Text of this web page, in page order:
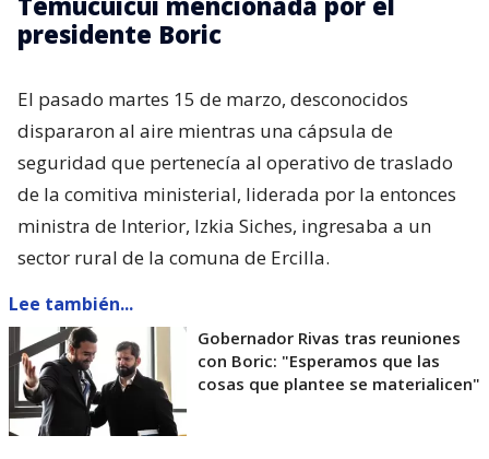
presidente Boric
El pasado martes 15 de marzo, desconocidos
dispararon al aire mientras una cápsula de
seguridad que pertenecía al operativo de traslado
de la comitiva ministerial, liderada por la entonces
ministra de Interior, Izkia Siches, ingresaba a un
sector rural de la comuna de Ercilla.
Lee también...
Gobernador Rivas tras reuniones
con Boric: "Esperamos que las
cosas que plantee se materialicen"